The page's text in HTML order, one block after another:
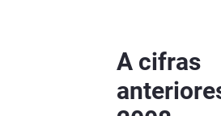
A cifras